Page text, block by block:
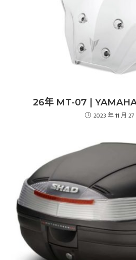
26年 MT-07 |
2023 年 11 月 27